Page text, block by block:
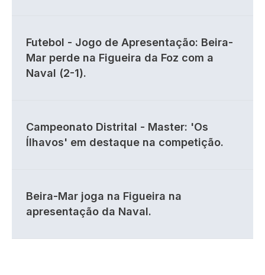
Futebol - Jogo de Apresentação: Beira-
Mar perde na Figueira da Foz com a
Naval (2-1).
Campeonato Distrital - Master: 'Os
Ílhavos' em destaque na competição.
Beira-Mar joga na Figueira na
apresentação da Naval.